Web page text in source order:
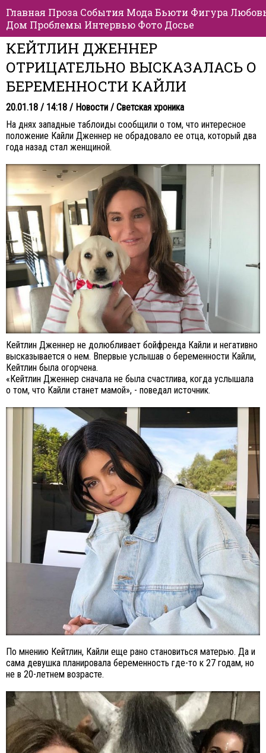
Главная Проза События Мода Бьюти Фигура
Дом Проблемы Интервью Фото Досье
КЕЙТЛИН ДЖЕННЕР
ОТРИЦАТЕЛЬНО ВЫСКАЗАЛАСЬ О
БЕРЕМЕННОСТИ КАЙЛИ
20.01.18 / 14:18 / Новости / Светская хроника
На днях западные таблоиды сообщили о том, что интересное
положение Кайли Дженнер не обрадовало ее отца, который два
года назад стал женщиной.
Кейтлин Дженнер не долюбливает бойфренда Кайли и негативно
высказывается о нем. Впервые услышав о беременности Кайли,
Кейтлин была огорчена.
«Кейтлин Дженнер сначала не была счастлива, когда услышала
о том, что Кайли станет мамой», - поведал источник.
По мнению Кейтлин, Кайли еще рано становиться матерью. Да и
сама девушка планировала беременность где-то к 27 годам, но
не в 20-летнем возрасте.